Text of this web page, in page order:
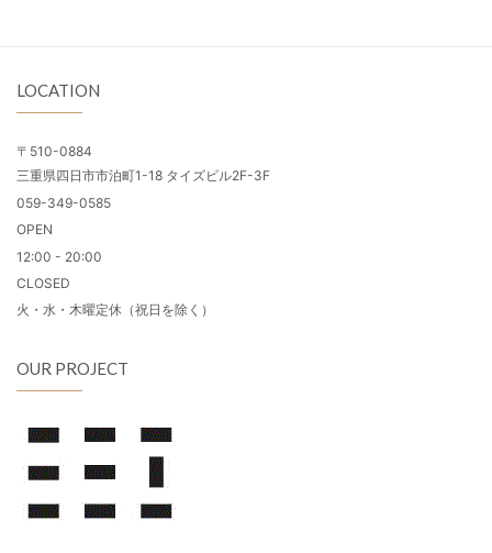
LOCATION
〒510-0884
三重県四日市市泊町1-18 タイズビル2F-3F
059-349-0585
OPEN
12:00 - 20:00
CLOSED
火・水・木曜定休（祝日を除く）
OUR PROJECT